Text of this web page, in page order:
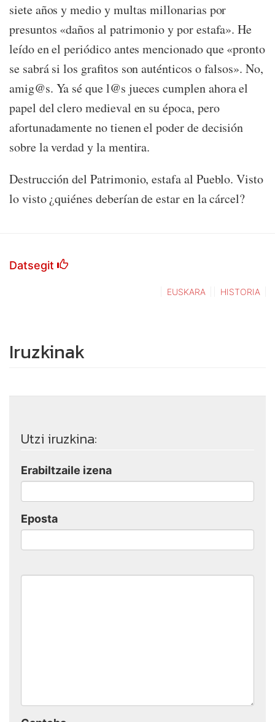
siete años y medio y multas millonarias por
presuntos «daños al patrimonio y por estafa». He
leído en el periódico antes mencionado que «pronto
se sabrá si los grafitos son auténticos o falsos». No,
amig@s. Ya sé que l@s jueces cumplen ahora el
papel del clero medieval en su época, pero
afortunadamente no tienen el poder de decisión
sobre la verdad y la mentira.
Destrucción del Patrimonio, estafa al Pueblo. Visto
lo visto ¿quiénes deberían de estar en la cárcel?
Datsegit
EUSKARA HISTORIA
Iruzkinak
Utzi iruzkina:
Erabiltzaile izena
Eposta